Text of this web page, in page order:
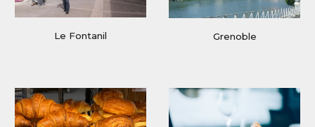
Le Fontanil Grenoble